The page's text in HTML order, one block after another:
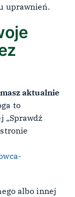
uprawnień.
aktualnie
to
„Sprawdź
albo innej